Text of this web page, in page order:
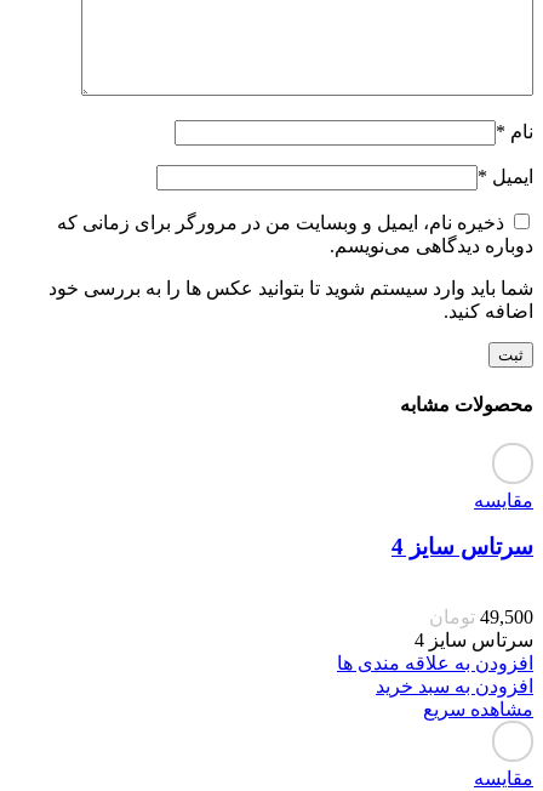
نام *
ایمیل *
ذخیره نام، ایمیل و وبسایت من در مرورگر برای زمانی که
دوباره دیدگاهی می‌نویسم.
شما باید وارد سیستم شوید تا بتوانید عکس ها را به بررسی خود
اضافه کنید.
محصولات مشابه
مقایسه
سرتاس سایز 4
49,500 تومان
سرتاس سایز 4
افزودن به علاقه مندی ها
افزودن به سبد خرید
مشاهده سریع
مقایسه